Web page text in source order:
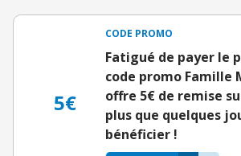
5€
CODE PROMO
Fatigué de payer le
code promo Famille
offre 5€ de remise
plus que quelques
bénéficier !